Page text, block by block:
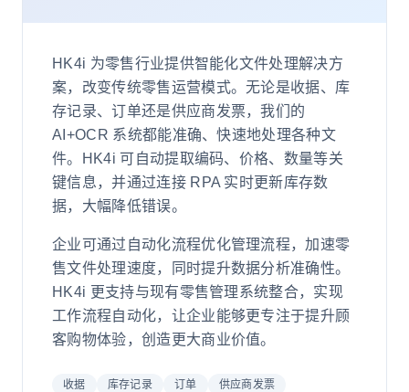
HK4i 为零售行业提供智能化文件处理解决方
案，改变传统零售运营模式。无论是收据、库
存记录、订单还是供应商发票，我们的
AI+OCR 系统都能准确、快速地处理各种文
件。HK4i 可自动提取编码、价格、数量等关
键信息，并通过连接 RPA 实时更新库存数
据，大幅降低错误。
企业可通过自动化流程优化管理流程，加速零
售文件处理速度，同时提升数据分析准确性。
HK4i 更支持与现有零售管理系统整合，实现
工作流程自动化，让企业能够更专注于提升顾
客购物体验，创造更大商业价值。
收据 库存记录 订单 供应商发票